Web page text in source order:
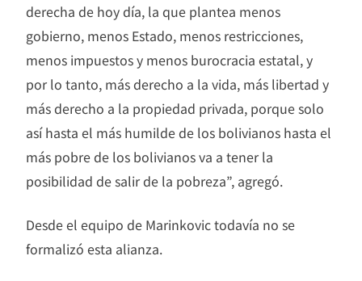
derecha de hoy día, la que plantea menos
gobierno, menos Estado, menos restricciones,
menos impuestos y menos burocracia estatal, y
por lo tanto, más derecho a la vida, más libertad y
más derecho a la propiedad privada, porque solo
así hasta el más humilde de los bolivianos hasta el
más pobre de los bolivianos va a tener la
posibilidad de salir de la pobreza”, agregó.
Desde el equipo de Marinkovic todavía no se
formalizó esta alianza.